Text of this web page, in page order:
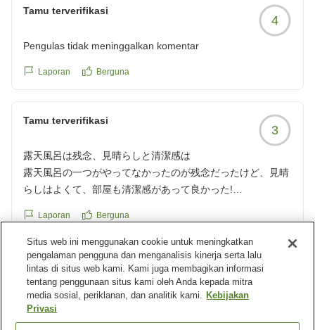
Tamu terverifikasi
4
Pengulas tidak meninggalkan komentar
Laporan Berguna
Tamu terverifikasi
3
露天風呂は残念、見晴らしと清潔感は
露天風呂の一つがやってなかったのが残念だったけど、見晴
らしはよくて、部屋も清潔感があって良かった!
https://review.travel.rakuten.co.jp/hotel/voice/4793?
reviewId=33123477563592
Laporan Berguna
Tanggapan dari akomodasi
この度はご宿泊を頂きましてありがとうございますし
た。現在2階のお風呂に関しましては、男女入替制にて
ご利用を頂いております。お客様のご期待に応えられず
申し訳ございません。今後、お客様によりそったより良
Situs web ini menggunakan cookie untuk meningkatkan
pengalaman pengguna dan menganalisis kinerja serta lalu
lintas di situs web kami. Kami juga membagikan informasi
tentang penggunaan situs kami oleh Anda kepada mitra
media sosial, periklanan, dan analitik kami. Kebijakan
Privasi